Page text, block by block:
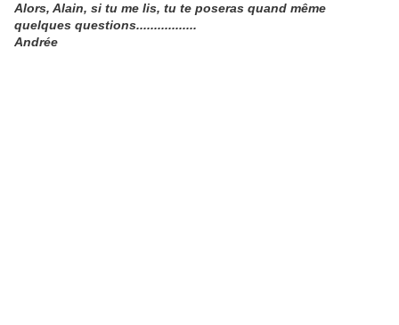
Alors, Alain, si tu me lis, tu te poseras quand même
quelques questions.................
Andrée